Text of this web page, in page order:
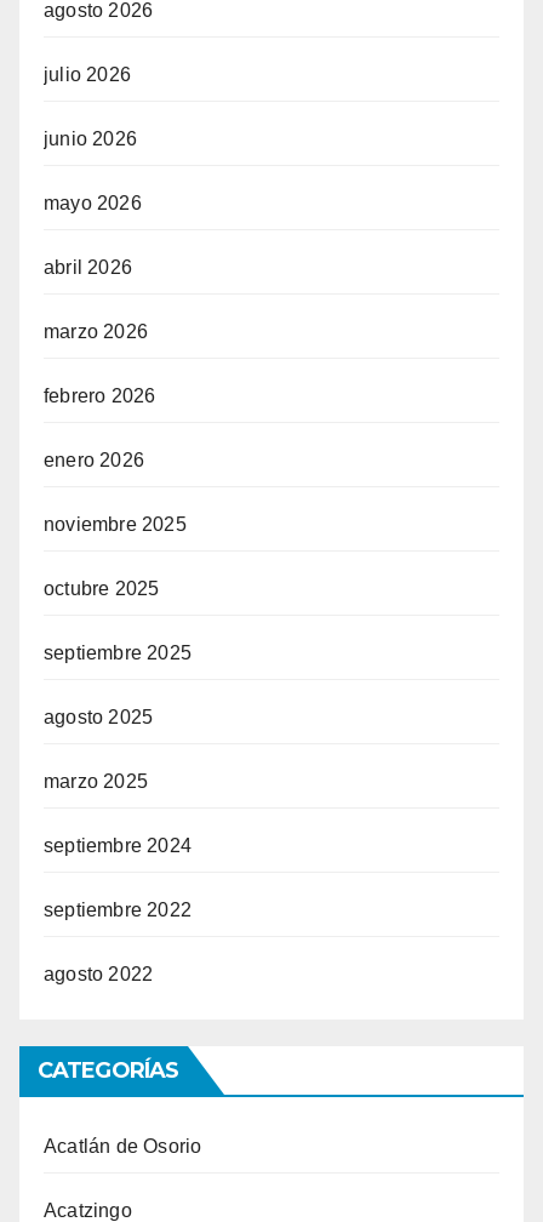
agosto 2026
julio 2026
junio 2026
mayo 2026
abril 2026
marzo 2026
febrero 2026
enero 2026
noviembre 2025
octubre 2025
septiembre 2025
agosto 2025
marzo 2025
septiembre 2024
septiembre 2022
agosto 2022
CATEGORÍAS
Acatlán de Osorio
Acatzingo